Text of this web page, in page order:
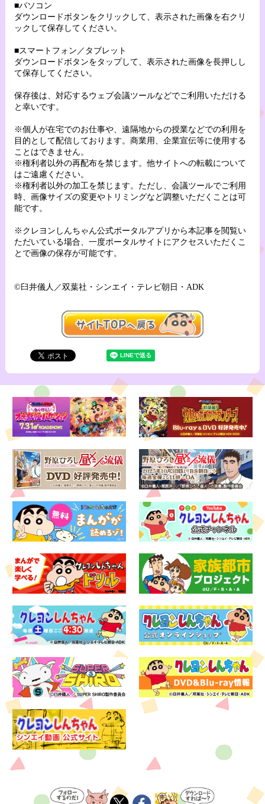
■パソコン
ダウンロードボタンをクリックして、表示された画像を右クリ
ックして保存してください。
■スマートフォン／タブレット
ダウンロードボタンをタップして、表示された画像を長押しし
て保存してください。
保存後は、対応するウェブ会議ツールなどでご利用いただける
と幸いです。
※個人が在宅でのお仕事や、遠隔地からの授業などでの利用を
目的として配信しております。商業用、企業宣伝等に使用する
ことはできません。
※権利者以外の再配布を禁じます。他サイトへの転載について
はご遠慮ください。
※権利者以外の加工を禁じます。ただし、会議ツールでご利用
時、画像サイズの変更やトリミングなど調整いただくことは可
能です。
※クレヨンしんちゃん公式ポータルアプリから本記事を閲覧い
ただいている場合、一度ポータルサイトにアクセスいただくこ
とで画像の保存が可能です。
©臼井儀人／双葉社・シンエイ・テレビ朝日・ADK